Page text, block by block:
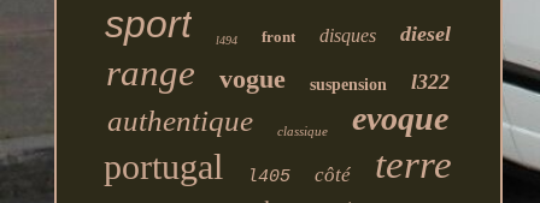
sport l494 front disques diesel
range vogue suspension l322
authentique classique evoque
portugal l405 côté terre